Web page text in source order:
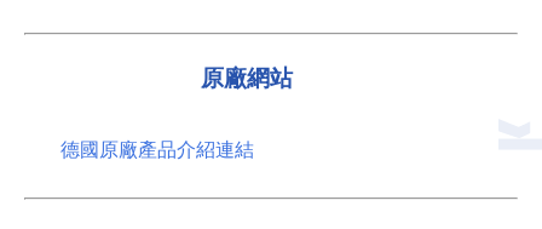
原廠網站
德國原廠產品介紹連結